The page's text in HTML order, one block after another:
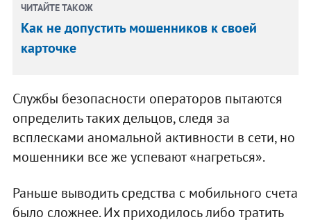
ЧИТАЙТЕ ТАКОЖ
Как не допустить мошенников к своей
карточке
Службы безопасности операторов пытаются
определить таких дельцов, следя за
всплесками аномальной активности в сети, но
мошенники все же успевают «нагреться».
Раньше выводить средства с мобильного счета
было сложнее. Их приходилось либо тратить